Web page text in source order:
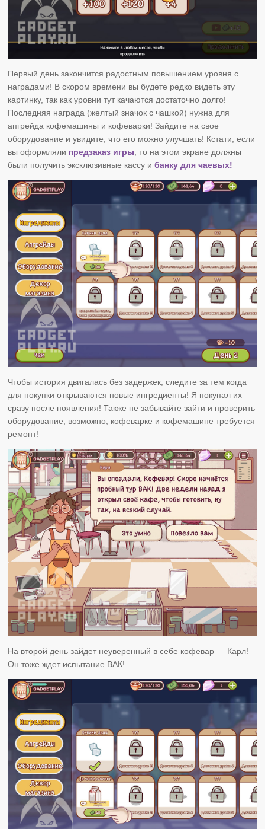
Первый день закончится радостным повышением уровня с
наградами! В скором времени вы будете редко видеть эту
картинку, так как уровни тут качаются достаточно долго!
Последняя награда (желтый значок с чашкой) нужна для
апгрейда кофемашины и кофеварки! Зайдите на свое
оборудование и увидите, что его можно улучшать! Кстати, если
вы оформляли предзаказ игры , то на этом экране должны
были получить эксклюзивные кассу ибанку для чаевых!
Чтобы история двигалась без задержек, следите за тем когда
для покупки открываются новые ингредиенты! Я покупал их
сразу после появления! Также не забывайте зайти и проверить
оборудование, возможно, кофеварке и кофемашине требуется
ремонт!
На второй день зайдет неуверенный в себе кофевар — Карл!
Он тоже ждет испытание ВАК!